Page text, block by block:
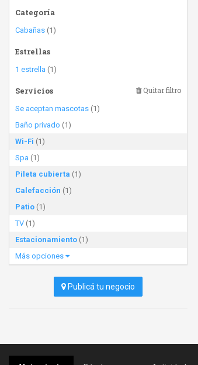
Categoría
Cabañas (1)
Estrellas
1 estrella (1)
Servicios Quitar filtro
Se aceptan mascotas (1)
Baño privado (1)
Wi-Fi (1)
Spa (1)
Pileta cubierta (1)
Calefacción (1)
Patio (1)
TV (1)
Estacionamiento (1)
Más opciones
Publicá tu negocio